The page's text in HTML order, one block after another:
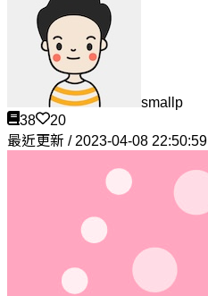
smallp
38
20
最近更新 / 2023-04-08 22:50:59